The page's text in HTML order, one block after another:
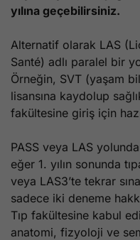
yılına geçebilirsiniz.
Alternatif olarak LAS
Santé) adlı paralel bir
Örneğin, SVT (yaşam
lisansına kaydolup
fakültesine giriş için
PASS veya LAS
eğer 1. yılın sonunda
veya LAS3’te tekrar
sadece iki deneme
Tıp fakültesine kabul
anatomi, fizyoloji ve